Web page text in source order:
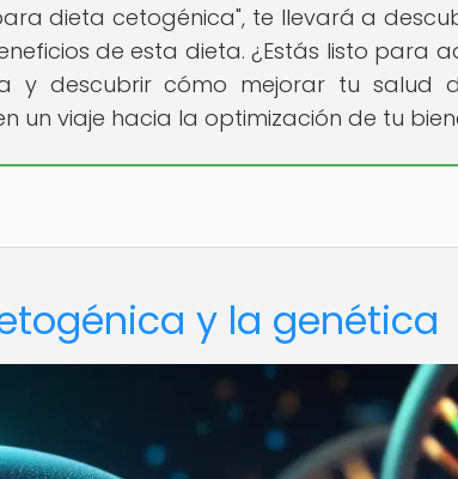
dieta cetogénica", te llevará a
de esta dieta. ¿Estás listo para
y descubrir cómo mejorar tu salud
un viaje hacia la optimización de tu
y la genética